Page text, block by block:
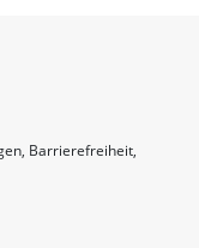
Barrierefreiheit